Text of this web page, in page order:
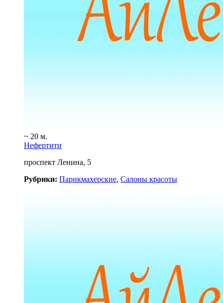
~ 20 м.
Нефертити
проспект Ленина, 5
Рубрики: Парикмахерские, Салоны красоты